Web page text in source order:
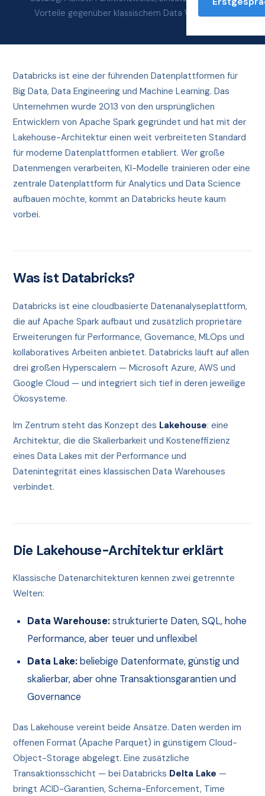
Vorteile gegenüber klassischem Data Warehouse.
Databricks ist eine der führenden Datenplattformen für
Big Data, Data Engineering und Machine Learning. Das
Unternehmen wurde 2013 von den ursprünglichen
Entwicklern von Apache Spark gegründet und hat mit der
Lakehouse-Architektur einen weit verbreiteten Standard
für moderne Datenplattformen etabliert. Wer große
Datenmengen verarbeiten, KI-Modelle trainieren oder eine
zentrale Datenplattform für Analytics und Data Science
aufbauen möchte, kommt an Databricks heute kaum
vorbei.
Was ist Databricks?
Databricks ist eine cloudbasierte Datenanalyseplattform,
die auf Apache Spark aufbaut und zusätzlich proprietäre
Erweiterungen für Performance, Governance, MLOps und
kollaboratives Arbeiten anbietet. Databricks läuft auf allen
drei großen Hyperscalern — Microsoft Azure, AWS und
Google Cloud — und integriert sich tief in deren jeweilige
Ökosysteme.
Im Zentrum steht das Konzept des Lakehouse: eine
Architektur, die die Skalierbarkeit und Kosteneffizienz
eines Data Lakes mit der Performance und
Datenintegrität eines klassischen Data Warehouses
verbindet.
Die Lakehouse-Architektur erklärt
Klassische Datenarchitekturen kennen zwei getrennte
Welten:
Data Warehouse:strukturierte Daten, SQL, hohe
Performance, aber teuer und unflexibel
Data Lake:beliebige Datenformate, günstig und
skalierbar, aber ohne Transaktionsgarantien und
Governance
Das Lakehouse vereint beide Ansätze. Daten werden im
offenen Format (Apache Parquet) in günstigem Cloud-
Object-Storage abgelegt. Eine zusätzliche
Transaktionsschicht — bei Databricks Delta Lake —
bringt ACID-Garantien, Schema-Enforcement, Time